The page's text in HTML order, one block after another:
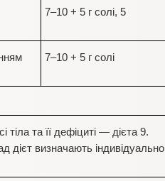
7–10 + 5 г солі, 5
7–10 + 5 г солі
тіла та її дефіциті — дієта 9.
дієт визначають індивідуально